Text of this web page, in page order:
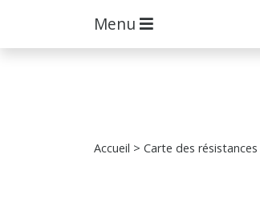
Menu
Accueil > Carte des résistances